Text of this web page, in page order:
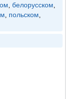
белорусском
польском